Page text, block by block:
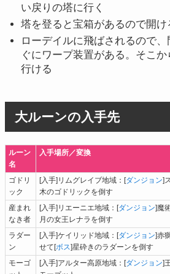
い戻りの塔に行く
塔を登ると宝箱があるので開け
ローデイルに飛ばされるので
ぐにワープ装置がある。そこ
行ける
大ルーンの入手先
ルーン
名
入手場所／変換
ゴドリ
ック
[入手]リムグレイブ地域：[ダンジョン]
木のゴドリックを倒す
産まれ
なき者
[入手]リエーニエ地域：[ダンジョン]魔
月の女王レナラを倒す
ラダー
ン
[入手]ケイリッド地域：[ダンジョン]赤
せて[ボス]星砕きのラダーンを倒す
モーゴ
[入手]アルター高原地域：[ダンジョン]